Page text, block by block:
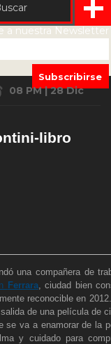
a nuestra Newsletter
08 PM | 28 Dic
libro
una compañera de
Ferrara, ciudad bien
reconocible en
de una película de
se va a enamorar de la
y cuidado para